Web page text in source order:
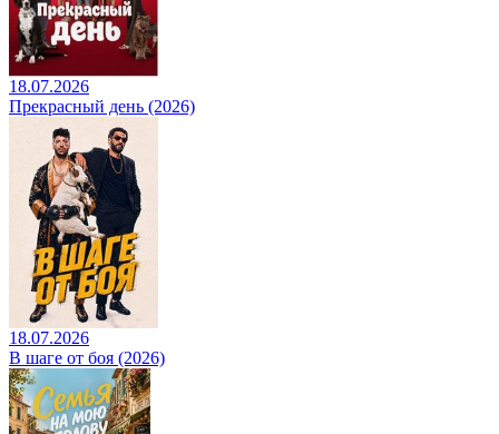
18.07.2026
Прекрасный день (2026)
18.07.2026
В шаге от боя (2026)